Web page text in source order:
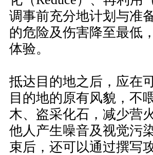
调事前充分地计划与准
的危险及伤害降至最低
体验。
抵达目的地之后，应在
目的地的原有风貌，不
木、盗采化石，减少营
他人产生噪音及视觉污
束后，还可以通过撰写